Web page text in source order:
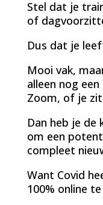
Stel dat je
of
Dus dat je
Mooi vak,
alleen nog
Zoom, of je
Dan heb je de
om een
compleet
Want Covid
100% online